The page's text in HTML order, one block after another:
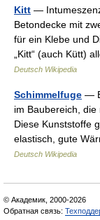
Kitt —
Betondecke mit
für ein Klebe und
„Kitt“ (auch Kütt)
Deutsch Wikipedia
Schimmelfuge —
im Baubereich, die
Diese Kunststoffe
elastisch, gute
Deutsch Wikipedia
© Академик, 2000-2026
Обратная связь: